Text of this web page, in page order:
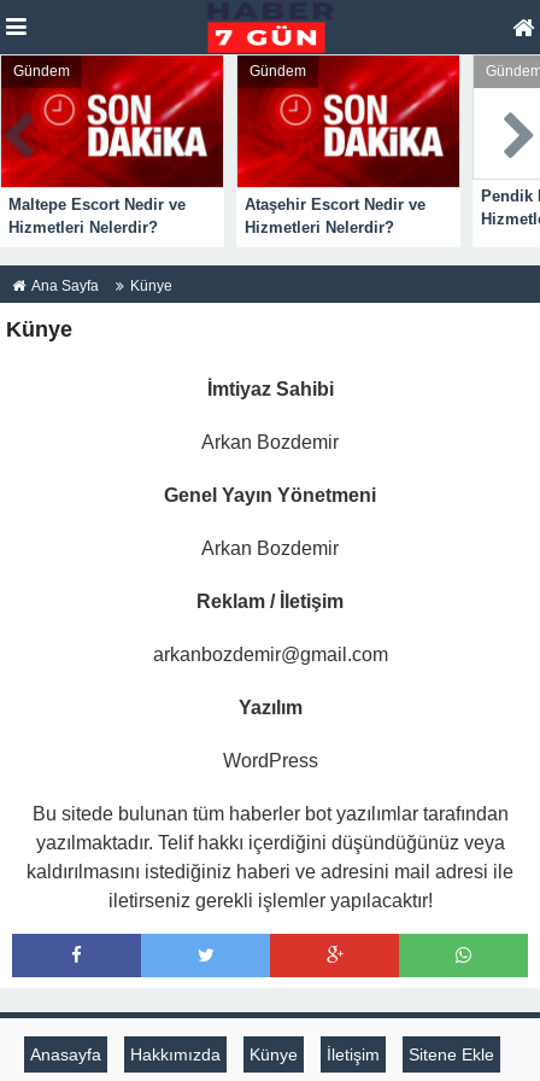
Gündem
Maltepe Escort Nedir ve
Hizmetleri Nelerdir?
Gündem
Ataşehir Escort Nedir ve
Hizmetleri Nelerdir?
Pendik
Ana Sayfa Künye
Künye
İmtiyaz Sahibi
Arkan Bozdemir
Genel Yayın Yönetmeni
Arkan Bozdemir
Reklam / İletişim
arkanbozdemir@gmail.com
Yazılım
WordPress
Bu sitede bulunan tüm haberler bot yazılımlar tarafından
yazılmaktadır. Telif hakkı içerdiğini düşündüğünüz veya
kaldırılmasını istediğiniz haberi ve adresini mail adresi ile
iletirseniz gerekli işlemler yapılacaktır!
Anasayfa Hakkımızda Künye İletişim Sitene Ekle